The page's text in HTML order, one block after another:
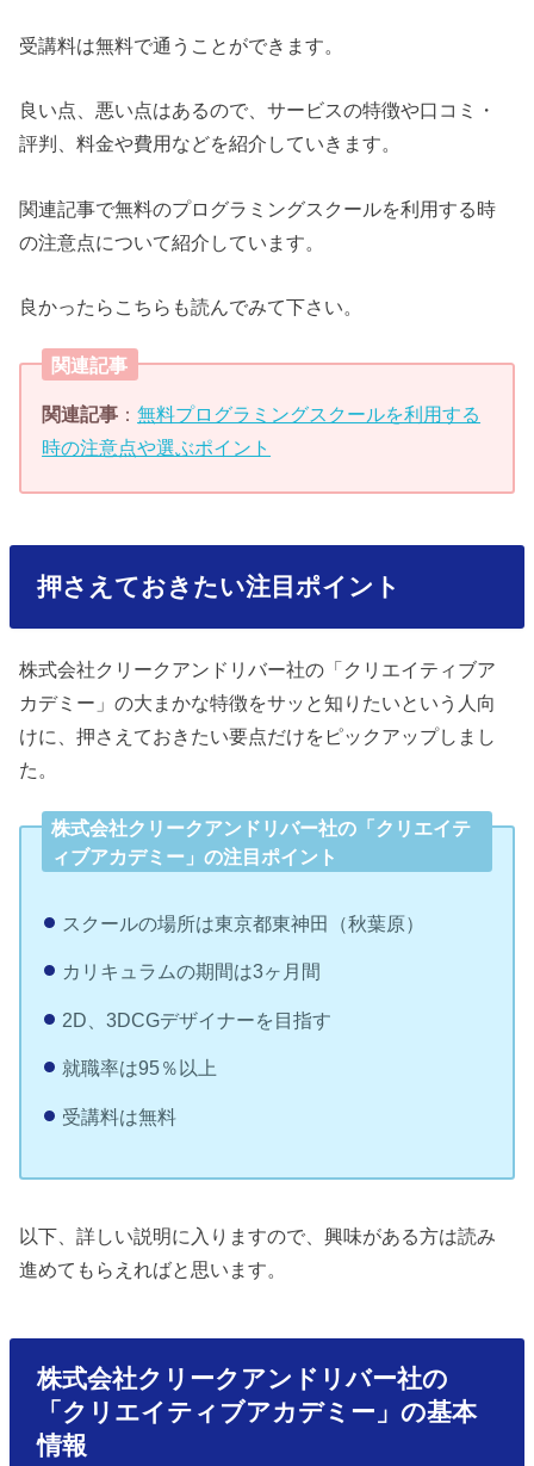
受講料は無料で通うことができます。
良い点、悪い点はあるので、サービスの特徴や口コミ・
評判、料金や費用などを紹介していきます。
関連記事で無料のプログラミングスクールを利用する時
の注意点について紹介しています。
良かったらこちらも読んでみて下さい。
関連記事
関連記事 ：無料プログラミングスクールを利用する
時の注意点や選ぶポイント
押さえておきたい注目ポイント
株式会社クリークアンドリバー社の「クリエイティブア
カデミー」の大まかな特徴をサッと知りたいという人向
けに、押さえておきたい要点だけをピックアップしまし
た。
株式会社クリークアンドリバー社の「クリエイテ
ィブアカデミー」の注目ポイント
スクールの場所は東京都東神田（秋葉原）
カリキュラムの期間は3ヶ月間
2D、3DCGデザイナーを目指す
就職率は95％以上
受講料は無料
以下、詳しい説明に入りますので、興味がある方は読み
進めてもらえればと思います。
株式会社クリークアンドリバー社の
「クリエイティブアカデミー」の基本
情報